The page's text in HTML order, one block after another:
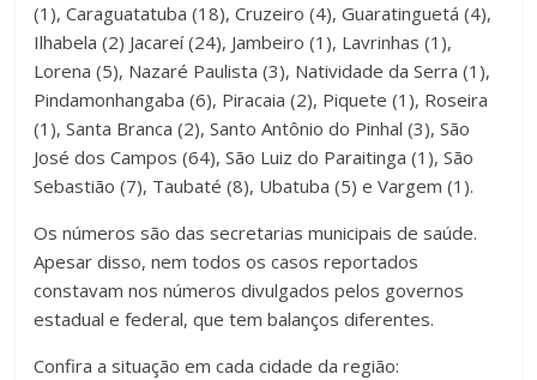
(1), Caraguatatuba (18), Cruzeiro (4), Guaratinguetá (4),
Ilhabela (2) Jacareí (24), Jambeiro (1), Lavrinhas (1),
Lorena (5), Nazaré Paulista (3), Natividade da Serra (1),
Pindamonhangaba (6), Piracaia (2), Piquete (1), Roseira
(1), Santa Branca (2), Santo Antônio do Pinhal (3), São
José dos Campos (64), São Luiz do Paraitinga (1), São
Sebastião (7), Taubaté (8), Ubatuba (5) e Vargem (1).
Os números são das secretarias municipais de saúde.
Apesar disso, nem todos os casos reportados
constavam nos números divulgados pelos governos
estadual e federal, que tem balanços diferentes.
Confira a situação em cada cidade da região: